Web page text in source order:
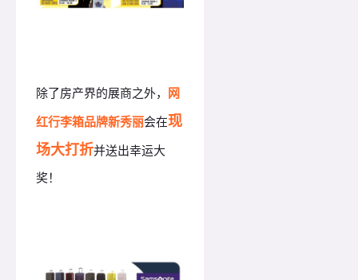
除了房产界的展商之外， 网
红行李箱品牌新秀丽会在现
场大打折并送出幸运大
奖！